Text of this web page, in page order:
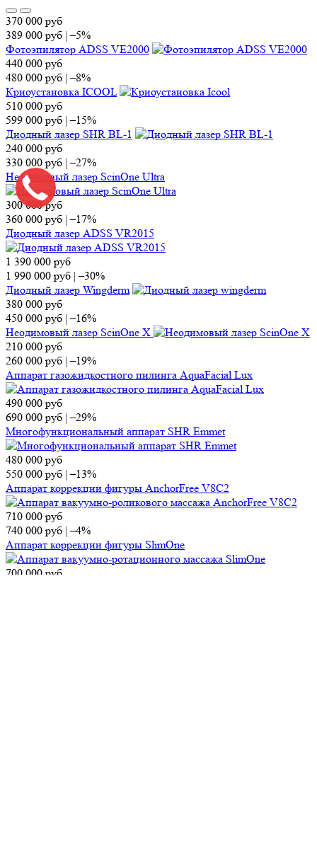
370 000 руб
389 000 руб |–5%
Фотоэпилятор ADSS VE2000
440 000 руб
480 000 руб |–8%
Криоустановка ICOOL
510 000 руб
599 000 руб |–15%
Диодный лазер SHR BL-1
240 000 руб
330 000 руб |–27%
Неодимовый лазер ScinOne Ultra
300 000руб
360 000 руб |–17%
Диодный лазер ADSS VR2015
1 390 000 руб
1 990 000 руб |–30%
Диодный лазер Wingderm
380 000 руб
450 000 руб |–16%
Неодимовый лазер ScinOne X
210 000 руб
260 000 руб |–19%
Аппарат газожидкостного пилинга AquaFacial Lux
490 000 руб
690 000 руб |–29%
Многофункциональный аппарат SHR Emmet
480 000 руб
550 000 руб |–13%
Аппарат коррекции фигуры AnchorFree V8C2
710 000 руб
740 000 руб |–4%
Аппарат коррекции фигуры SlimOne
700 000 руб